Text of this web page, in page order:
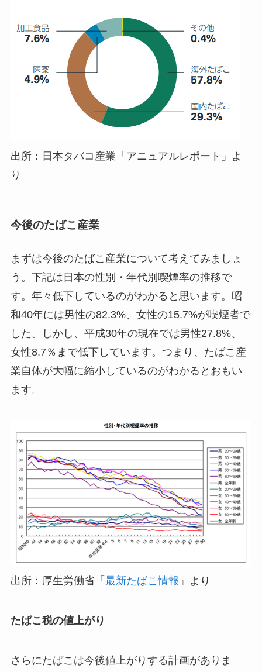
出所：日本タバコ産業「アニュアルレポート」よ
り
今後のたばこ産業
まずは今後のたばこ産業について考えてみましょ
う。下記は日本の性別・年代別喫煙率の推移で
す。年々低下しているのがわかると思います。昭
和40年には男性の82.3%、女性の15.7%が喫煙者で
した。しかし、平成30年の現在では男性27.8%、
女性8.7％まで低下しています。つまり、たばこ産
業自体が大幅に縮小しているのがわかるとおもい
ます。
出所：厚生労働省「 最新たばこ情報 」より
たばこ税の値上がり
さらにたばこは今後値上がりする計画がありま